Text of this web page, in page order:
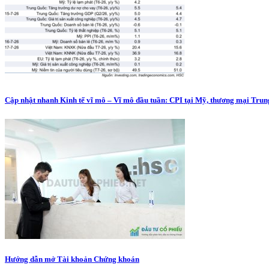
Cập nhật nhanh Kinh tế vĩ mô – Vĩ mô đầu tuần: CPI tại Mỹ, thương mại
Hướng dẫn mở Tài khoản Chứng khoán